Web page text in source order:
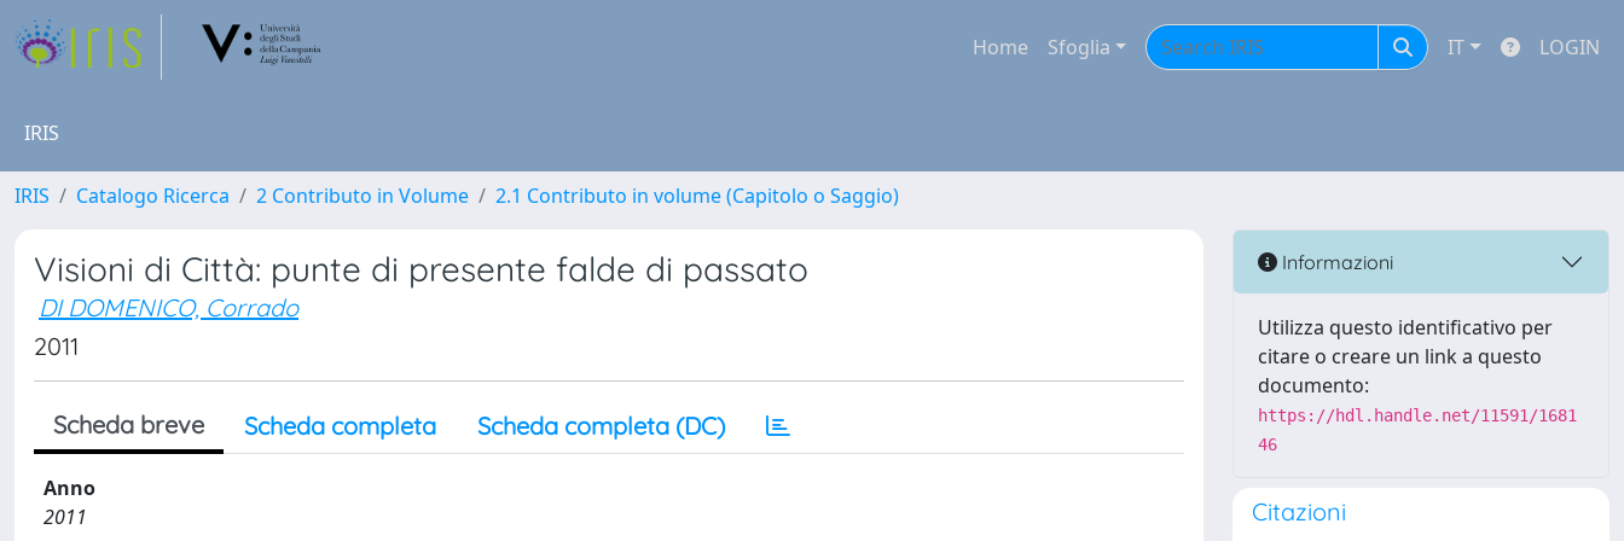
Home Sfoglia IT LOGIN
IRIS
IRIS Catalogo Ricerca 2 Contributo in Volume 2.1 Contributo in volume (Capitolo o Saggio)
Visioni di Città: punte di presente falde di passato
DI DOMENICO, Corrado
2011
Scheda breve Scheda completa Scheda completa (DC)
Anno
2011
Informazioni
Utilizza questo identificativo per
citare o creare un link a questo
documento:
https://hdl.handle.net/11591/1681
46
Citazioni